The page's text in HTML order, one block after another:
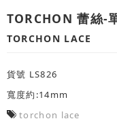
TORCHON 蕾絲-
TORCHON LACE
貨號 LS826
寬度約:14mm
torchon lace